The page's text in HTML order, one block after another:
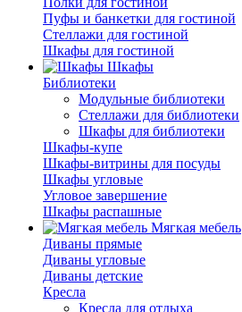
Пуфы и банкетки для гостиной
Стеллажи для гостиной
Шкафы для гостиной
Шкафы
Библиотеки
Модульные библиотеки
Стеллажи для библиотеки
Шкафы для библиотеки
Шкафы-купе
Шкафы-витрины для посуды
Шкафы угловые
Угловое завершение
Шкафы распашные
Мягкая мебель
Диваны прямые
Диваны угловые
Диваны детские
Кресла
Кресла для отдыха